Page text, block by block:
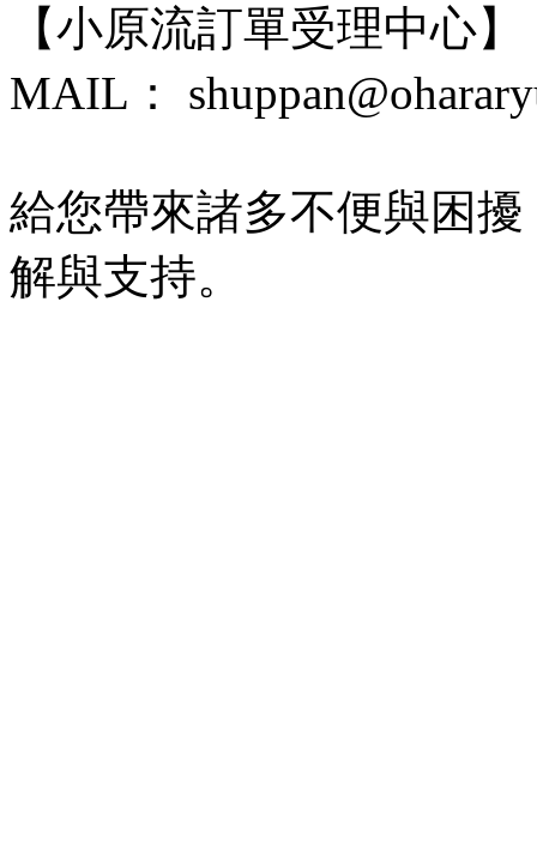
【小原流訂單受理中心】
MAIL：
給您帶來諸多不便與困
解與支持。